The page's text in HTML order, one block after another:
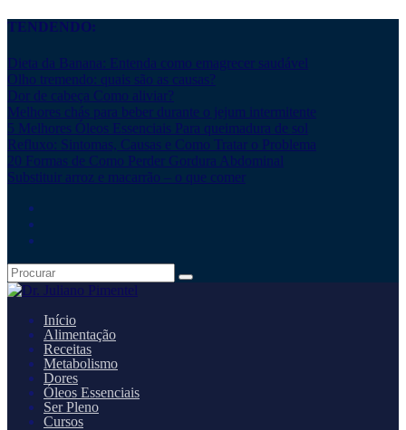
TENDENDO:
Dieta da Banana: Entenda como emagrecer saudável
Olho tremendo: quais são as causas?
Dor de cabeça Como aliviar?
Melhores chás para beber durante o jejum intermitente
5 Melhores Óleos Essenciais Para queimadura de sol
Refluxo: Sintomas, Causas e Como Tratar o Problema
20 Formas de Como Perder Gordura Abdominal
Substituir arroz e macarrão – o que comer
Início
Alimentação
Receitas
Metabolismo
Dores
Óleos Essenciais
Ser Pleno
Cursos